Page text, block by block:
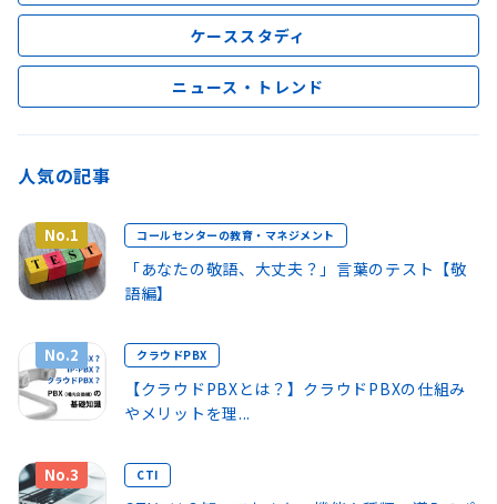
ケーススタディ
ニュース・トレンド
人気の記事
No.1 コールセンターの教育・マネジメント
「あなたの敬語、大丈夫？」言葉のテスト【敬
語編】
No.2 クラウドPBX
【クラウドPBXとは？】クラウドPBXの仕組み
やメリットを理...
No.3 CTI